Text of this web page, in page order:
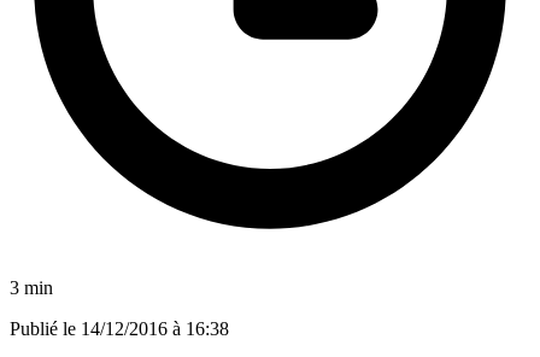
3 min
Publié le 14/12/2016 à 16:38